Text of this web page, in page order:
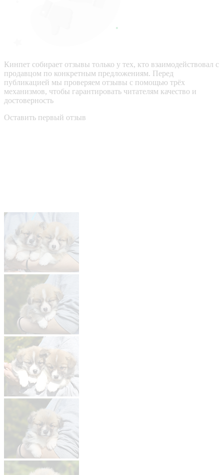
Кинпет собирает отзывы только у тех, кто взаимодействовал с
продавцом по конкретным предложениям. Перед
публикацией мы проверяем отзывы с помощью трёх
механизмов, чтобы гарантировать читателям качество и
достоверность
Оставить первый отзыв